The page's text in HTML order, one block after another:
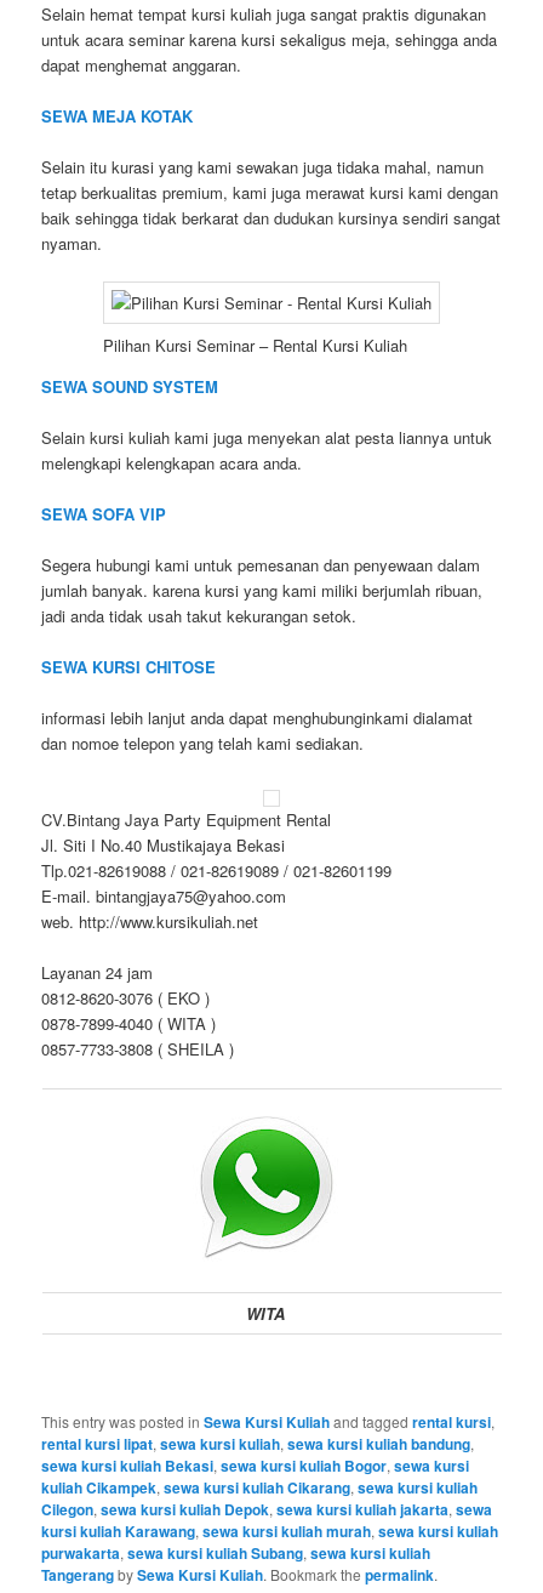
Selain hemat tempat kursi kuliah juga sangat praktis digunakan
untuk acara seminar karena kursi sekaligus meja, sehingga anda
dapat menghemat anggaran.
SEWA MEJA KOTAK
Selain itu kurasi yang kami sewakan juga tidaka mahal, namun
tetap berkualitas premium, kami juga merawat kursi kami dengan
baik sehingga tidak berkarat dan dudukan kursinya sendiri sangat
nyaman.
Pilihan Kursi Seminar – Rental Kursi Kuliah
SEWA SOUND SYSTEM
Selain kursi kuliah kami juga menyekan alat pesta liannya untuk
melengkapi kelengkapan acara anda.
SEWA SOFA VIP
Segera hubungi kami untuk pemesanan dan penyewaan dalam
jumlah banyak. karena kursi yang kami miliki berjumlah ribuan,
jadi anda tidak usah takut kekurangan setok.
SEWA KURSI CHITOSE
informasi lebih lanjut anda dapat menghubunginkami dialamat
dan nomoe telepon yang telah kami sediakan.
CV.Bintang Jaya Party Equipment Rental
Jl. Siti I No.40 Mustikajaya Bekasi
Tlp.021-82619088 / 021-82619089 / 021-82601199
E-mail. bintangjaya75@yahoo.com
web. http://www.kursikuliah.net
Layanan 24 jam
0812-8620-3076 ( EKO )
0878-7899-4040 ( WITA )
0857-7733-3808 ( SHEILA )
WITA
This entry was posted inSewa Kursi Kuliahand taggedrental kursi,
rental kursi lipat,sewa kursi kuliah,sewa kursi kuliah bandung,
sewa kursi kuliah Bekasi,sewa kursi kuliah Bogor,sewa kursi
kuliah Cikampek,sewa kursi kuliah Cikarang,sewa kursi kuliah
Cilegon,sewa kursi kuliah Depok,sewa kursi kuliah jakarta,sewa
kursi kuliah Karawang,sewa kursi kuliah murah,sewa kursi kuliah
purwakarta,sewa kursi kuliah Subang,sewa kursi kuliah
TangerangbySewa Kursi Kuliah. Bookmark thepermalink.